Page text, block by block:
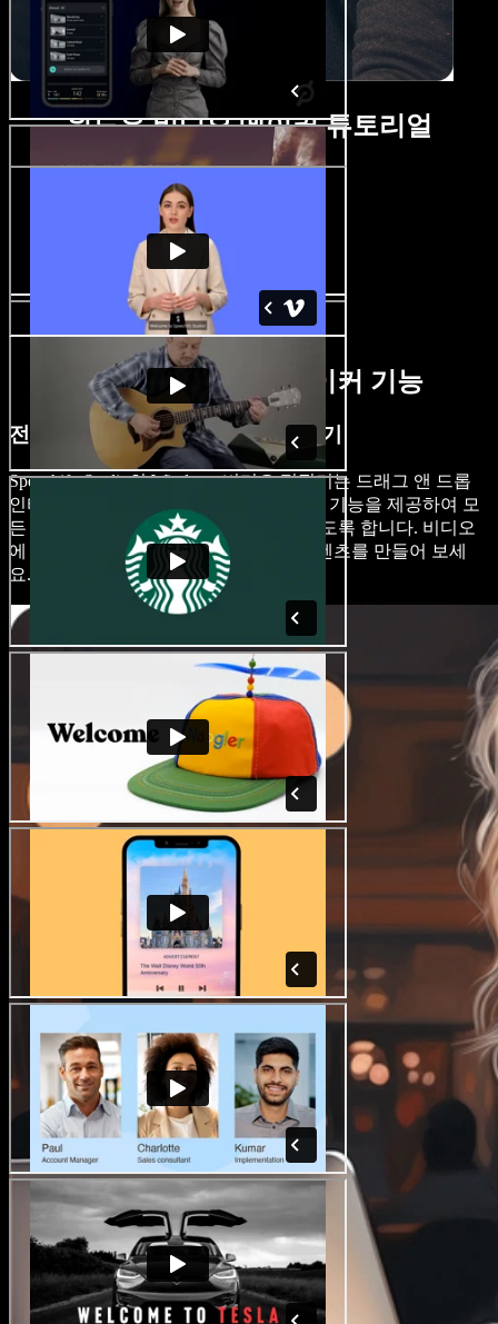
윈도우 비디오 메이커 튜토리얼
AI 윈도우 비디오 메이커 기능
전문가처럼 윈도우 비디오 편집하기
Speechify Studio의 Windows 비디오 편집기는 드래그 앤 드롭
인터페이스, 맞춤형 템플릿, 효과 및 편집 기능을 제공하여 모
든 수준의 사용자가 손쉽게 편집할 수 있도록 합니다. 비디오
에 매력을 더하고 시각적으로 뛰어난 콘텐츠를 만들어 보세
요.